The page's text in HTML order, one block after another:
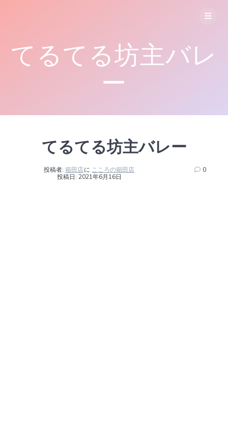
ツ
へ
ス
キ
てるてる坊主バレ
ー
てるてる坊主バレー
投稿者: 箱田店に こころの箱田店
投稿日: 2021年6月16日
0